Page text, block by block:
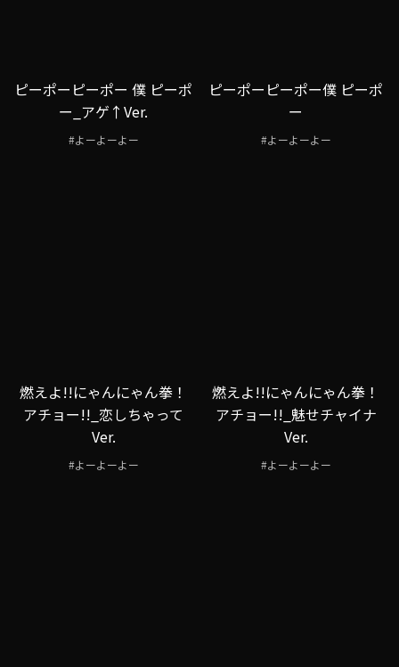
ピーポーピーポー 僕 ピーポ
ー_アゲ↑Ver.
#よーよーよー
ピーポーピーポー僕 ピーポ
ー
#よーよーよー
燃えよ!!にゃんにゃん拳！
アチョー!!_恋しちゃって
Ver.
#よーよーよー
燃えよ!!にゃんにゃん拳！
アチョー!!_魅せチャイナ
Ver.
#よーよーよー